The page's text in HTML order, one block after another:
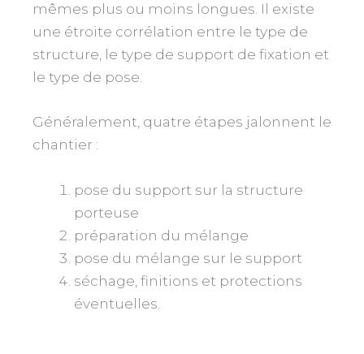
mêmes plus ou moins longues. Il existe
une étroite corrélation entre le type de
structure, le type de support de fixation et
le type de pose.
Généralement, quatre étapes jalonnent le
chantier :
pose du support sur la structure
porteuse
préparation du mélange
pose du mélange sur le support
séchage, finitions et protections
éventuelles.